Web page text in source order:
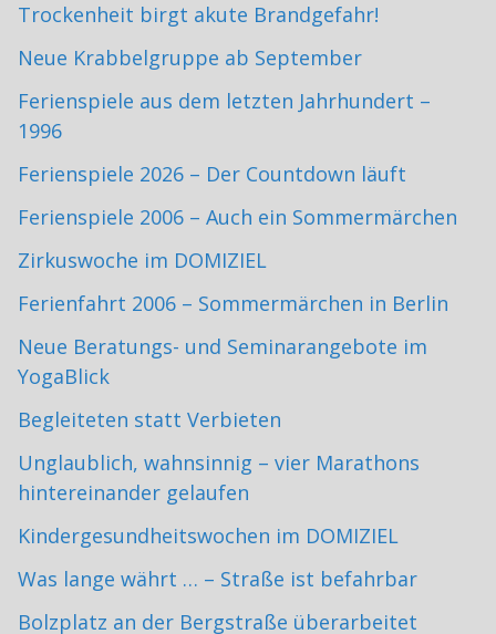
Trockenheit birgt akute Brandgefahr!
Neue Krabbelgruppe ab September
Ferienspiele aus dem letzten Jahrhundert –
1996
Ferienspiele 2026 – Der Countdown läuft
Ferienspiele 2006 – Auch ein Sommermärchen
Zirkuswoche im DOMIZIEL
Ferienfahrt 2006 – Sommermärchen in Berlin
Neue Beratungs- und Seminarangebote im
YogaBlick
Begleiteten statt Verbieten
Unglaublich, wahnsinnig – vier Marathons
hintereinander gelaufen
Kindergesundheitswochen im DOMIZIEL
Was lange währt … – Straße ist befahrbar
Bolzplatz an der Bergstraße überarbeitet